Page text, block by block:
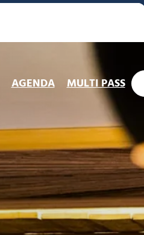
AGENDA MULTI PASS